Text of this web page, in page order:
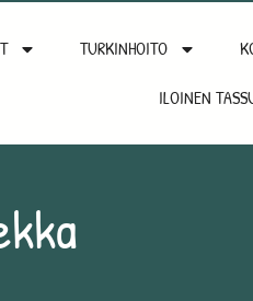
TURKINHOITO
ILOINEN